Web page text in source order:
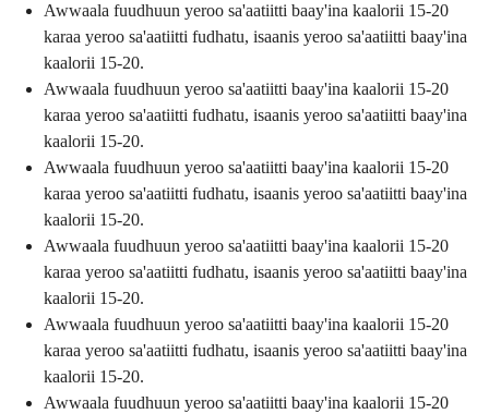
Awwaala fuudhuun yeroo sa'aatiitti baay'ina kaalorii 15-20
karaa yeroo sa'aatiitti fudhatu, isaanis yeroo sa'aatiitti baay'ina
kaalorii 15-20.
Awwaala fuudhuun yeroo sa'aatiitti baay'ina kaalorii 15-20
karaa yeroo sa'aatiitti fudhatu, isaanis yeroo sa'aatiitti baay'ina
kaalorii 15-20.
Awwaala fuudhuun yeroo sa'aatiitti baay'ina kaalorii 15-20
karaa yeroo sa'aatiitti fudhatu, isaanis yeroo sa'aatiitti baay'ina
kaalorii 15-20.
Awwaala fuudhuun yeroo sa'aatiitti baay'ina kaalorii 15-20
karaa yeroo sa'aatiitti fudhatu, isaanis yeroo sa'aatiitti baay'ina
kaalorii 15-20.
Awwaala fuudhuun yeroo sa'aatiitti baay'ina kaalorii 15-20
karaa yeroo sa'aatiitti fudhatu, isaanis yeroo sa'aatiitti baay'ina
kaalorii 15-20.
Awwaala fuudhuun yeroo sa'aatiitti baay'ina kaalorii 15-20